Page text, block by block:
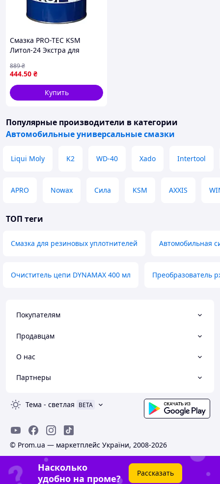
Смазка PRO-TEC KSM
Литол-24 Экстра для
высокотемпературная 800
г
444.50 ₴
889₴
Купить
Популярные производители в категории
Автомобильные универсальные смазки
Liqui Moly K2 WD-40 Xado Intertool
APRO Nowax Сила KSM AXXIS
ТОП теги
Смазка для резиновых уплотнителей Автомобильная
Очиститель цепи DYNAMAX 400 мл Преобразователь
Покупателям
Продавцам
О нас
Партнеры
Тема - светлая BETA
© Prom.ua — маркетплейс України, 2008-2026
Насколько
удобно на проме?
Рассказать